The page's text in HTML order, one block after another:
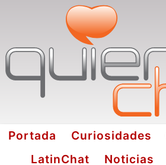
Portada Curiosidades
LatinChat
Noticias